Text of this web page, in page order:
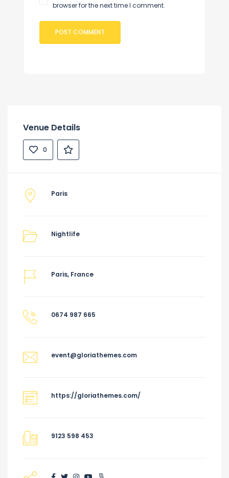
browser for the next time I comment.
Venue Details
0
Paris
Nightlife
Paris, France
0674 987 665
event@gloriathemes.com
https://gloriathemes.com/
9123 598 453